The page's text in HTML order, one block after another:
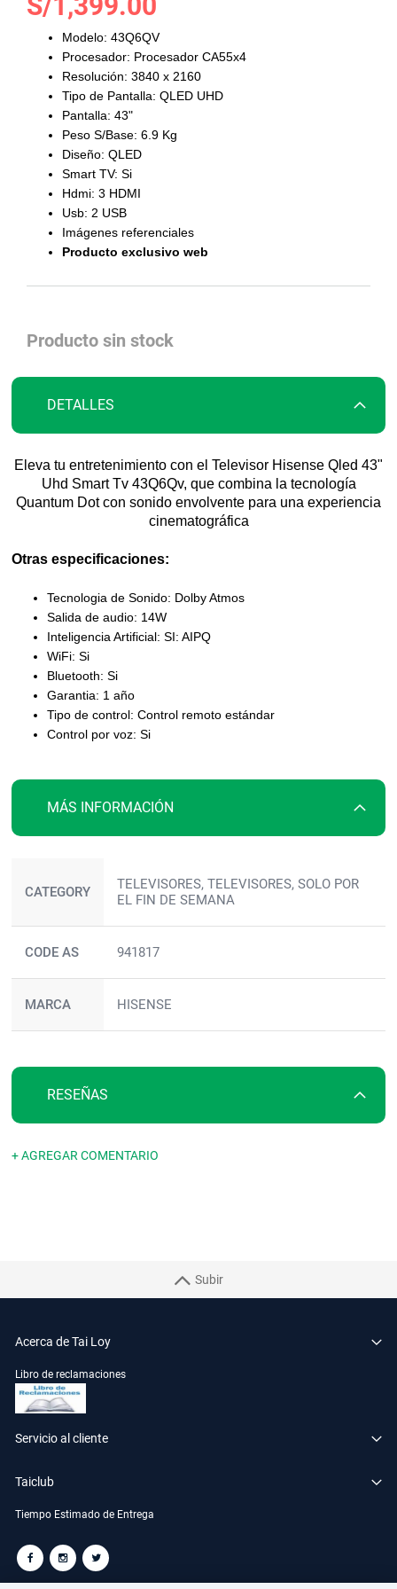
comienzo
imágenes
Modelo: 43Q6QV
Procesador: Procesador CA55x4
Resolución: 3840 x 2160
Tipo de Pantalla: QLED UHD
Pantalla: 43"
Peso S/Base: 6.9 Kg
Diseño: QLED
Smart TV: Si
Hdmi: 3 HDMI
Usb: 2 USB
Imágenes referenciales
Producto exclusivo web
Producto sin stock
DETALLES
Eleva tu entretenimiento con el Televisor Hisense Qled 43"
Uhd Smart Tv 43Q6Qv, que combina la tecnología
Quantum Dot con sonido envolvente para una experiencia
cinematográfica
Otras especificaciones:
Tecnologia de Sonido: Dolby Atmos
Salida de audio: 14W
Inteligencia Artificial: SI: AIPQ
WiFi: Si
Bluetooth: Si
Garantia: 1 año
Tipo de control: Control remoto estándar
Control por voz: Si
MÁS INFORMACIÓN
información
CATEGORY
TELEVISORES, TELEVISORES, SOLO POR
EL FIN DE SEMANA
CODE AS 941817
MARCA HISENSE
RESEÑAS
+ AGREGAR COMENTARIO
Subir
Acerca de Tai Loy
Libro de reclamaciones
Servicio al cliente
Taiclub
Tiempo Estimado de Entrega